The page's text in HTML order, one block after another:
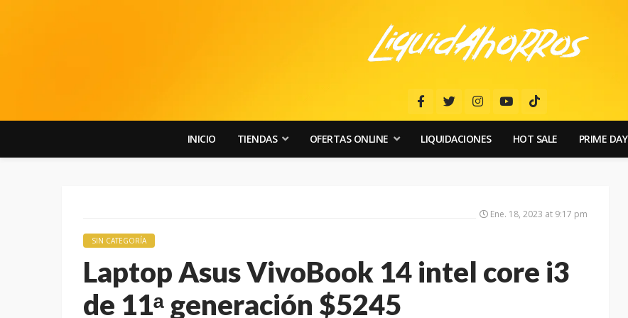
INICIO TIENDAS OFERTAS ONLINE LIQUIDACIONES HOT SALE PRIME DAY
Ene. 18, 2023 at 9:17 pm
SIN CATEGORÍA
Laptop Asus VivoBook 14 intel core i3
de 11ᵃ generación $5245